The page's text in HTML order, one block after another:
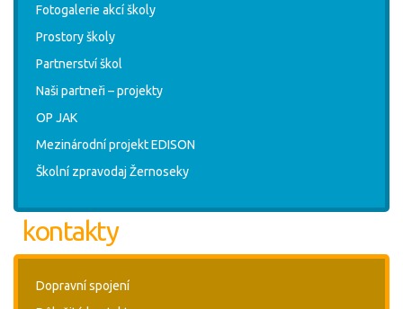
Fotogalerie akcí školy
Prostory školy
Partnerství škol
Naši partneři – projekty
OP JAK
Mezinárodní projekt EDISON
Školní zpravodaj Žernoseky
kontakty
Dopravní spojení